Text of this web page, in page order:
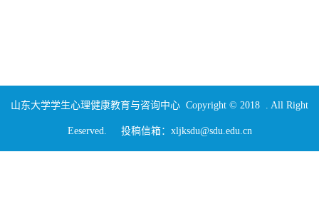
山东大学学生心理健康教育与咨询中心 Copyright © 2018 . All Right
Eeserved. 投稿信箱：xljksdu@sdu.edu.cn